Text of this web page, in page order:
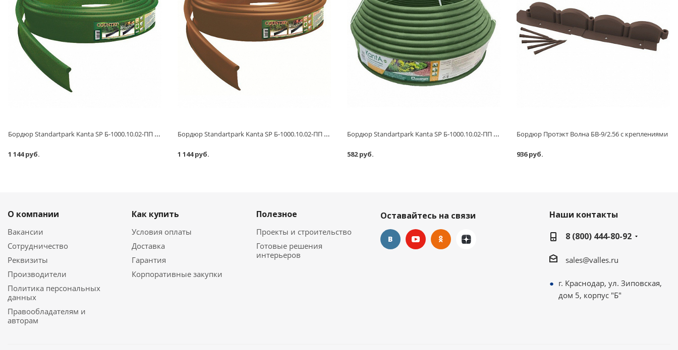
Бордюр Standartpark Kanta SP Б-1000.10.02-ПП пластиковый зеленый 82552-З
1 144 руб.
Бордюр Standartpark Kanta SP Б-1000.10.02-ПП пластиковый коричневый 82552-К
1 144 руб.
Бордюр Standartpark Kanta SP Б-1000.10.02-ПП пластиковый оливковый 82552-Ол
582 руб.
Бордюр Протэкт Волна БВ-9/2.56 с креплениями
936 руб.
О компании
Вакансии
Сотрудничество
Реквизиты
Производители
Политика персональных
данных
Правообладателям и
авторам
Как купить
Условия оплаты
Доставка
Гарантия
Корпоративные закупки
Полезное
Проекты и строительство
Готовые решения
интерьеров
Оставайтесь на связи
Наши контакты
8 (800) 444-80-92
sales@valles.ru
г. Краснодар, ул. Зиповская,
дом 5, корпус "Б"